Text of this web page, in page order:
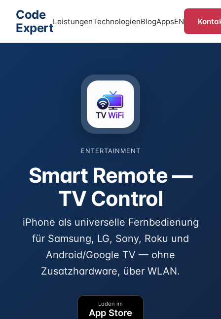
Code
ExpertLeistungenTechnologienBlogAppsEN
ENTERTAINMENT
Smart Remote —
TV Control
iPhone als universelle Fernbedienung
für Samsung, LG, Sony, Roku und
Android/Google TV — ohne
Zusatzhardware, über WLAN.
Laden im
App Store